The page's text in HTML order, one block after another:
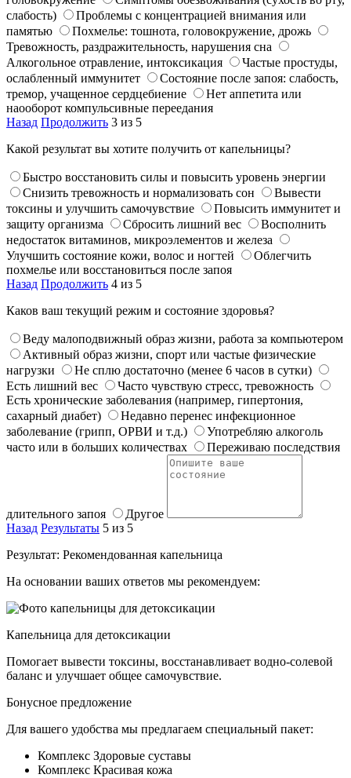
слабость)
Проблемы с концентрацией внимания или
памятью
Похмелье: тошнота, головокружение, дрожь
Тревожность, раздражительность, нарушения сна
Алкогольное отравление, интоксикация
Частые простуды,
ослабленный иммунитет
Состояние после запоя: слабость,
тремор, учащенное сердцебиение
Нет аппетита или
наооборот компульсивные переедания
Назад Продолжить 3 из 5
Какой результат вы хотите получить от капельницы?
Быстро восстановить силы и повысить уровень энергии
Снизить тревожность и нормализовать сон
Вывести
токсины и улучшить самочувствие
Повысить иммунитет и
защиту организма
Сбросить лишний вес
Восполнить
недостаток витаминов, микроэлементов и железа
Улучшить состояние кожи, волос и ногтей
Облегчить
похмелье или восстановиться после запоя
Назад Продолжить 4 из 5
Каков ваш текущий режим и состояние здоровья?
Веду малоподвижный образ жизни, работа за компьютером
Активный образ жизни, спорт или частые физические
нагрузки
Не сплю достаточно (менее 6 часов в сутки)
Есть лишний вес
Часто чувствую стресс, тревожность
Есть хронические заболевания (например, гипертония,
сахарный диабет)
Недавно перенес инфекционное
заболевание (грипп, ОРВИ и т.д.)
Употребляю алкоголь
часто или в больших количествах
Переживаю последствия
длительного запоя
Другое
Назад Результаты 5 из 5
Результат: Рекомендованная капельница
На основании ваших ответов мы рекомендуем:
Капельница для детоксикации
Помогает вывести токсины, восстанавливает водно-солевой
баланс и улучшает общее самочувствие.
Бонусное предложение
Для вашего удобства мы предлагаем специальный пакет:
Комплекс Здоровые суставы
Комплекс Красивая кожа